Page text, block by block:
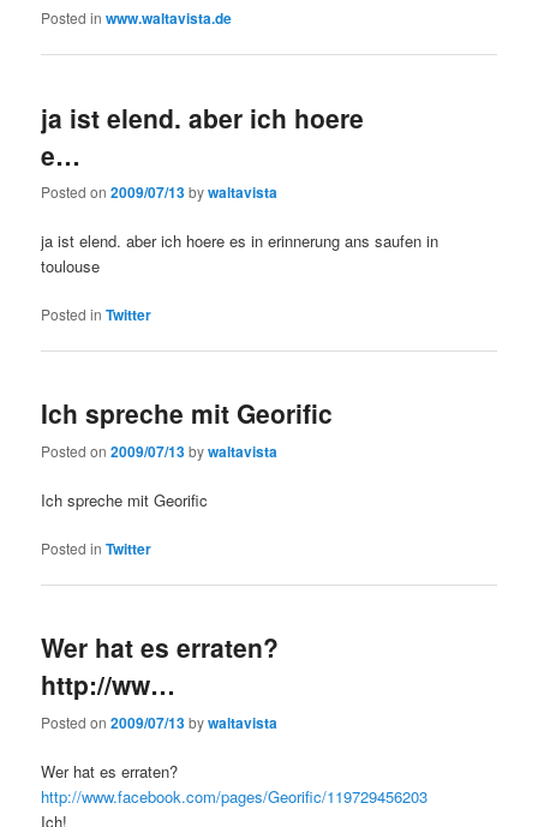
Posted in www.waltavista.de
ja ist elend. aber ich hoere
e…
Posted on2009/07/13bywaltavista
ja ist elend. aber ich hoere es in erinnerung ans saufen in
toulouse
Posted in Twitter
Ich spreche mit Georific
Posted on2009/07/13bywaltavista
Ich spreche mit Georific
Posted in Twitter
Wer hat es erraten?
http://ww…
Posted on2009/07/13bywaltavista
Wer hat es erraten?
http://www.facebook.com/pages/Georific/119729456203
Ich!